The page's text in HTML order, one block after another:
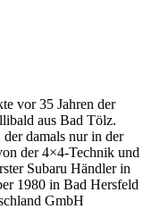
vor 35 Jahren der
aus Bad Tölz.
damals nur in der
der 4×4-Technik und
Subaru Händler in
1980 in Bad Hersfeld
GmbH